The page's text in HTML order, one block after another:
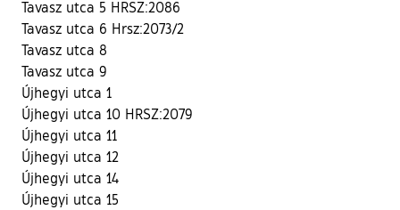
Tavasz utca 5 HRSZ:2086
Tavasz utca 6 Hrsz:2073/2
Tavasz utca 8
Tavasz utca 9
Újhegyi utca 1
Újhegyi utca 10 HRSZ:2079
Újhegyi utca 11
Újhegyi utca 12
Újhegyi utca 14
Újhegyi utca 15